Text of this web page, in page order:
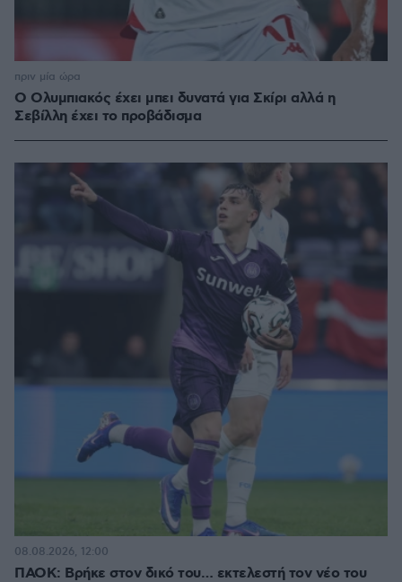
Ο Ολυμπιακός έχει μπει δυνατά για Σκίρι αλλά η
Σεβίλλη έχει το προβάδισμα
πριν μία ώρα
ΠΑΟΚ: Βρήκε στον δικό του… εκτελεστή τον νέο του
08.08.2026, 12:00